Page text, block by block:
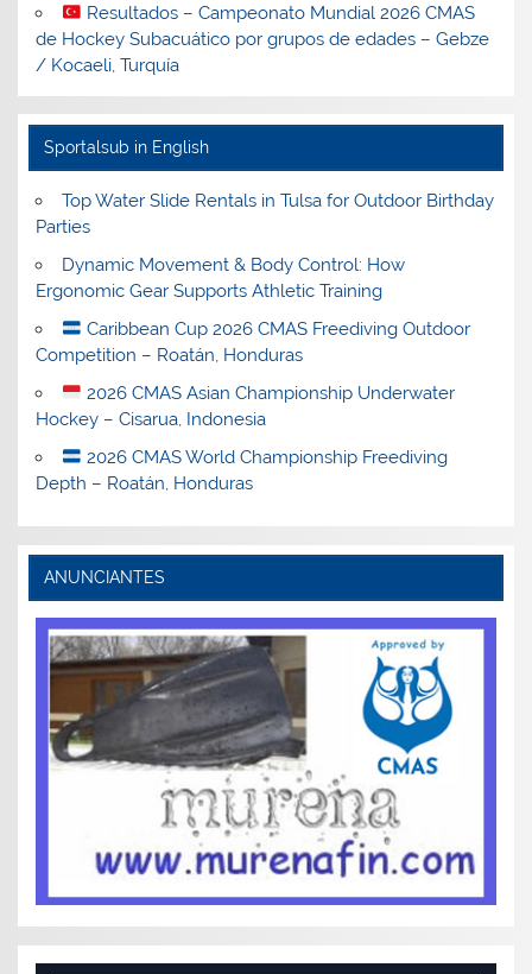
Resultados – Campeonato Mundial 2026 CMAS
de Hockey Subacuático por grupos de edades – Gebze
/ Kocaeli, Turquía
Sportalsub in English
Top Water Slide Rentals in Tulsa for Outdoor Birthday
Parties
Dynamic Movement & Body Control: How
Ergonomic Gear Supports Athletic Training
Caribbean Cup 2026 CMAS Freediving Outdoor
Competition – Roatán, Honduras
2026 CMAS Asian Championship Underwater
Hockey – Cisarua, Indonesia
2026 CMAS World Championship Freediving
Depth – Roatán, Honduras
ANUNCIANTES